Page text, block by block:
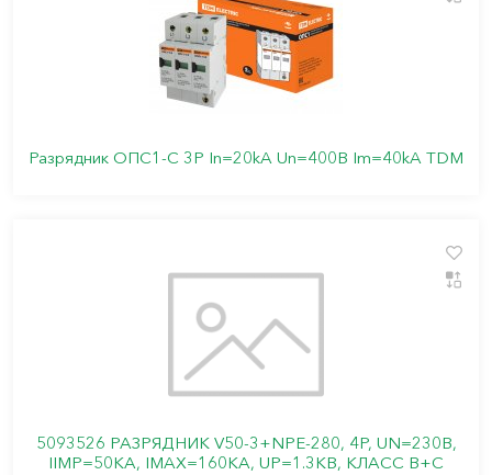
Разрядник ОПС1-С 3Р In=20kA Un=400B Im=40kA TDM
5093526 РАЗРЯДНИК V50-3+NPE-280, 4P, UN=230В,
IIMP=50КА, IMAX=160КА, UP=1.3КВ, КЛАСС В+C